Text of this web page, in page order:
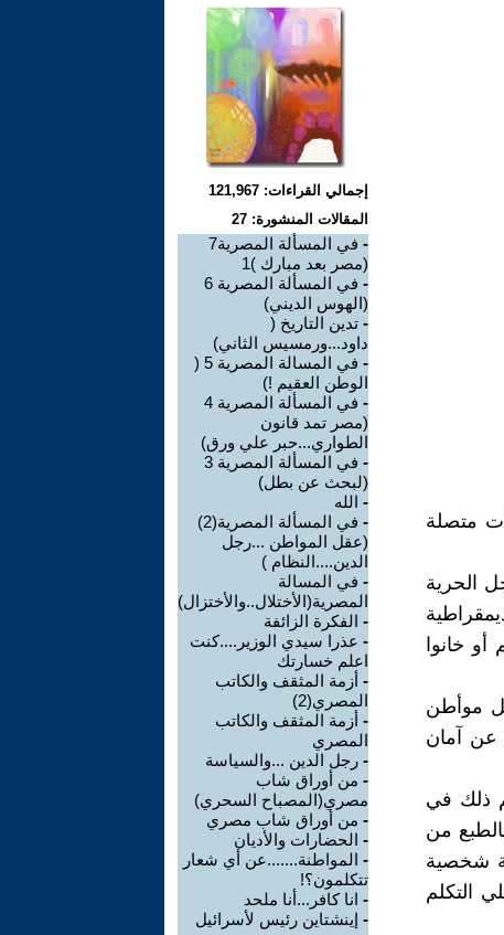
متصلة
الحرية
خانوا
موأطن
عن آمان
ذلك في
من
شخصية
التكلم
إجمالي القراءات: 121,967
المقالات المنشورة: 27
-
في المسألة المصرية7
(مصر بعد مبارك )1
-
في المسألة المصرية 6
(الهوس الديني)
- تدين التاريخ (
داود...ورمسيس الثاني)
-
في المسالة المصرية 5 (
الوطن العقيم !)
-
في المسألة المصرية 4
(مصر تمد قانون
الطواري...حبر علي ورق)
-
في المسألة المصرية 3
(لبحث عن بطل)
- الله
-
في المسألة المصرية(2)
(عقل المواطن ...رجل
الدين....النظام )
- في المسالة
المصرية(الأختلال..والأختزال)
- الفكرة الزائفة
- عذرا سيدي الوزير....كنت
اعلم خسارتك
- أزمة المثقف والكاتب
المصري(2)
- أزمة المثقف والكاتب
المصري
- رجل الدين ...والسياسة
- من أوراق شاب
مصري(المصباح السحري)
- من أوراق شاب مصري
- الحضارات والأديان
- المواطنة.......عن أي شعار
تتكلمون؟!
- انا كافر...أنا ملحد
- إينشتاين رئيس لأسرائيل